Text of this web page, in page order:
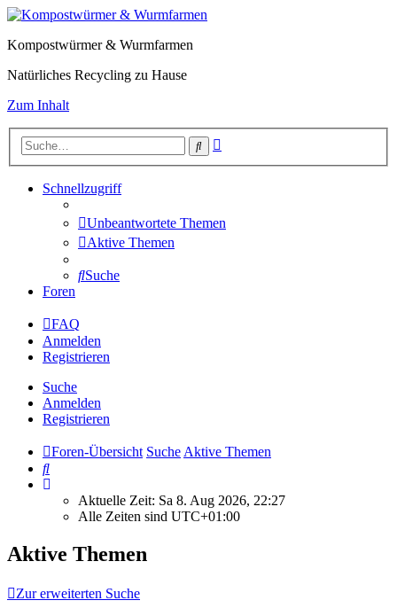
Kompostwürmer & Wurmfarmen
Natürliches Recycling zu Hause
Zum Inhalt
Suche
Schnellzugriff
Unbeantwortete Themen
Aktive Themen
Suche
Foren
FAQ
Anmelden
Registrieren
Suche
Anmelden
Registrieren
Foren-Übersicht Suche Aktive Themen
Suche
Aktuelle Zeit: Sa 8. Aug 2026, 22:27
Alle Zeiten sind UTC+01:00
Aktive Themen
Zur erweiterten Suche